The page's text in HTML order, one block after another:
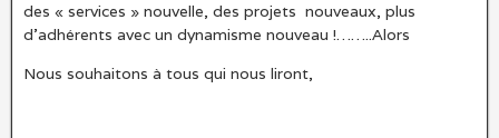
des « services » nouvelle, des projets nouveaux, plus
d’adhérents avec un dynamisme nouveau !……..Alors
Nous souhaitons à tous qui nous liront,